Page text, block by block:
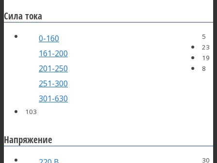
Сила тока
0-160 5
161-200
23
201-250
19
251-300
8
301-630
103
Напряжение
30